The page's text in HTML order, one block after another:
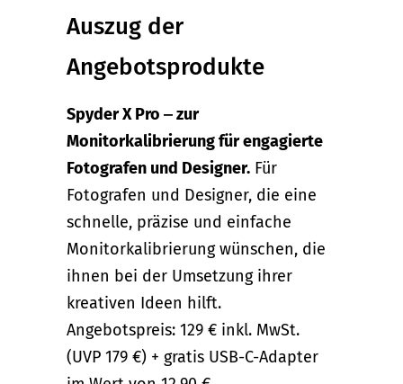
Auszug der
Angebotsprodukte
Spyder X Pro ‒ zur
Monitorkalibrierung für engagierte
Fotografen und Designer. Für
Fotografen und Designer, die eine
schnelle, präzise und einfache
Monitorkalibrierung wünschen, die
ihnen bei der Umsetzung ihrer
kreativen Ideen hilft.
Angebotspreis: 129 € inkl. MwSt.
(UVP 179 €) + gratis USB-C-Adapter